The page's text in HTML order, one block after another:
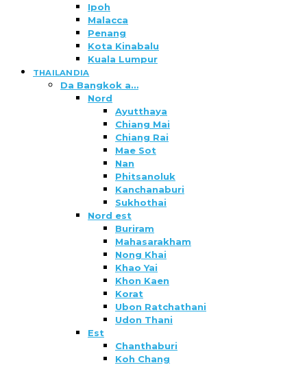
Ipoh
Malacca
Penang
Kota Kinabalu
Kuala Lumpur
THAILANDIA
Da Bangkok a…
Nord
Ayutthaya
Chiang Mai
Chiang Rai
Mae Sot
Nan
Phitsanoluk
Kanchanaburi
Sukhothai
Nord est
Buriram
Mahasarakham
Nong Khai
Khao Yai
Khon Kaen
Korat
Ubon Ratchathani
Udon Thani
Est
Chanthaburi
Koh Chang